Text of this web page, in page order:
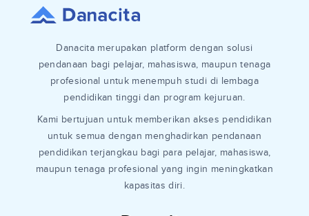
Danacita merupakan platform dengan solusi
pendanaan bagi pelajar, mahasiswa, maupun tenaga
profesional untuk menempuh studi di lembaga
pendidikan tinggi dan program kejuruan.
Kami bertujuan untuk memberikan akses pendidikan
untuk semua dengan menghadirkan pendanaan
pendidikan terjangkau bagi para pelajar, mahasiswa,
maupun tenaga profesional yang ingin meningkatkan
kapasitas diri.